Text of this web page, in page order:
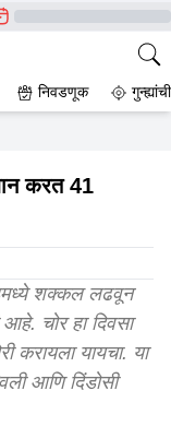
CrimeTak
निवडणूक
rs 41 lakhs while
करत 41
शक्कल लढवून
आहे. चोर हा दिवसा
करायला यायचा. या
आणि दिंडोसी